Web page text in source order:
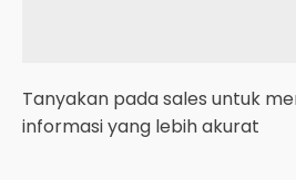
Tanyakan pada sales untuk
informasi yang lebih akurat